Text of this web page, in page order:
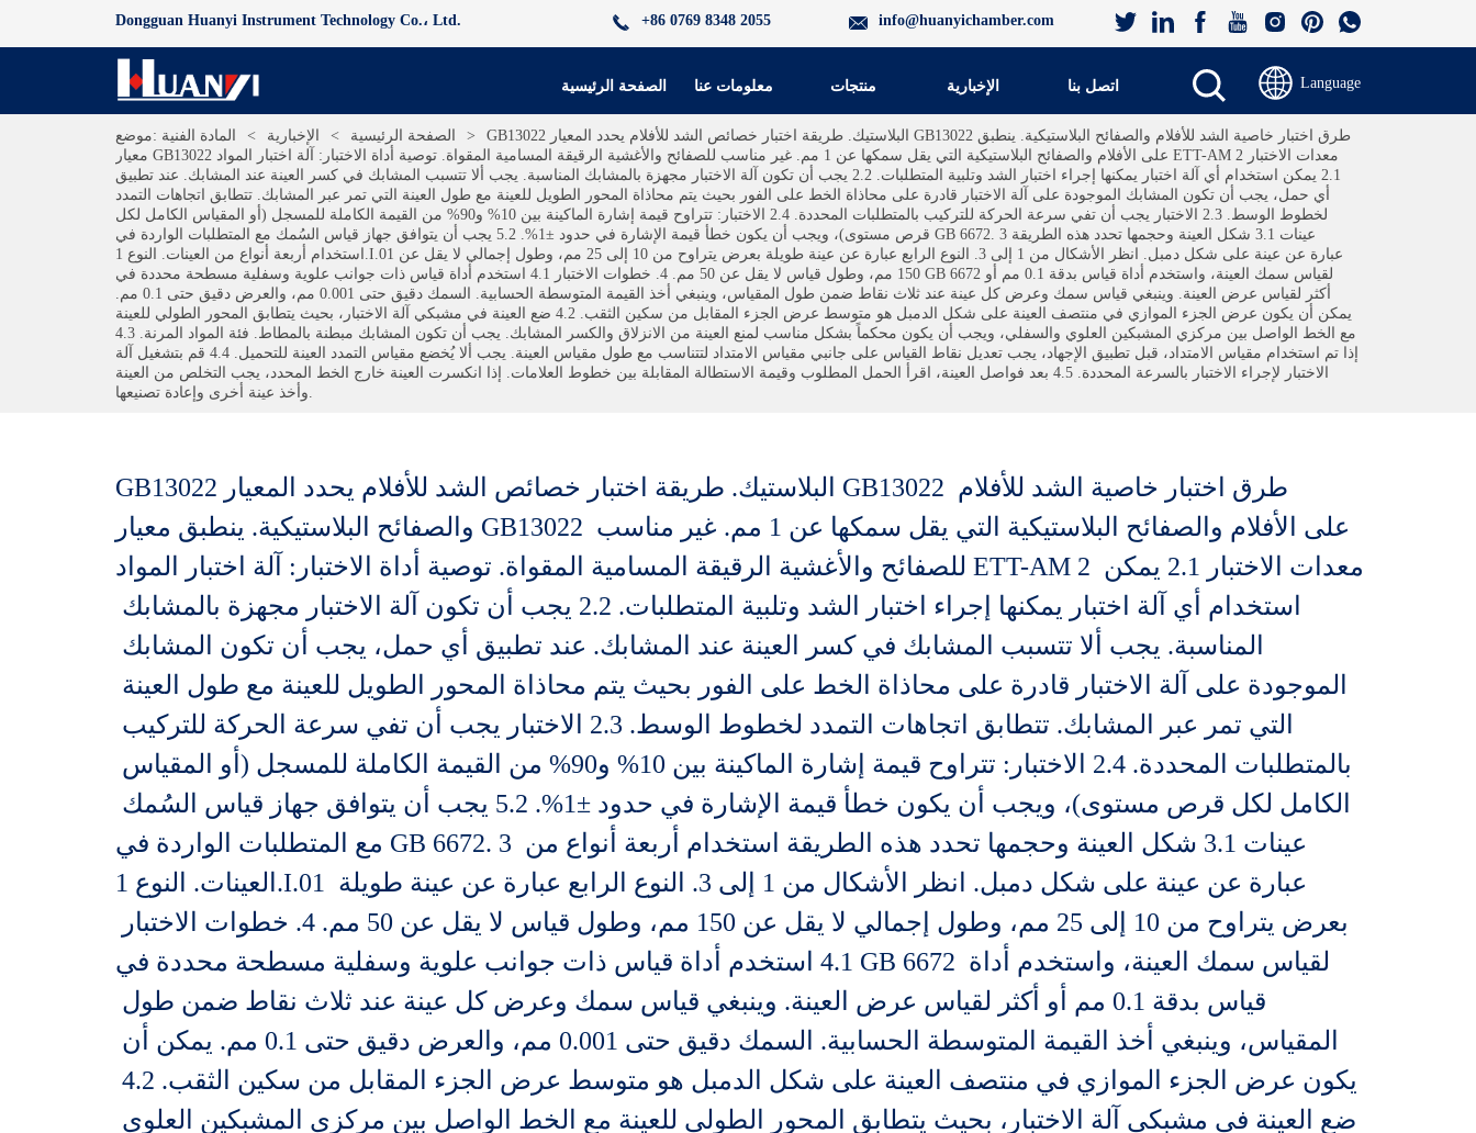
Dongguan Huanyi Instrument Technology Co.، Ltd. +86 0769 8348 2055 info@huanyichamber.com
الصفحة الرئيسية معلومات عنا منتجات الإخبارية اتصل بنا Language
موضع: الصفحة الرئيسية > الإخبارية > المادة الفنية >
GB13022 البلاستيك. طريقة اختبار خصائص الشد للأفلام يحدد المعيار GB13022 طرق اختبار خاصية الشد للأفلام والصفائح البلاستيكية. ينطبق
معيار GB13022 على الأفلام والصفائح البلاستيكية التي يقل سمكها عن 1 مم. غير مناسب للصفائح والأغشية الرقيقة المسامية المقواة. توصية أداة الاختبار: آلة اختبار المواد ETT-AM 2 معدات الاختبار
2.1 يمكن استخدام أي آلة اختبار يمكنها إجراء اختبار الشد وتلبية المتطلبات. 2.2 يجب أن تكون آلة الاختبار مجهزة بالمشابك المناسبة. يجب ألا تتسبب المشابك في كسر العينة عند المشابك. عند تطبيق
أي حمل، يجب أن تكون المشابك الموجودة على آلة الاختبار قادرة على محاذاة الخط على الفور بحيث يتم محاذاة المحور الطويل للعينة مع طول العينة التي تمر عبر المشابك. تتطابق اتجاهات التمدد
لخطوط الوسط. 2.3 الاختبار يجب أن تفي سرعة الحركة للتركيب بالمتطلبات المحددة. 2.4 الاختبار: تتراوح قيمة إشارة الماكينة بين 10% و90% من القيمة الكاملة للمسجل (أو المقياس الكامل لكل
قرص مستوى)، ويجب أن يكون خطأ قيمة الإشارة في حدود ±1%. 5.2 يجب أن يتوافق جهاز قياس السُمك مع المتطلبات الواردة في GB 6672. 3 عينات 3.1 شكل العينة وحجمها تحدد هذه الطريقة
استخدام أربعة أنواع من العينات. النوع 1.I.01 عبارة عن عينة على شكل دمبل. انظر الأشكال من 1 إلى 3. النوع الرابع عبارة عن عينة طويلة بعرض يتراوح من 10 إلى 25 مم، وطول إجمالي لا يقل عن
150 مم، وطول قياس لا يقل عن 50 مم. 4. خطوات الاختبار 4.1 استخدم أداة قياس ذات جوانب علوية وسفلية مسطحة محددة في GB 6672 لقياس سمك العينة، واستخدم أداة قياس بدقة 0.1 مم أو
أكثر لقياس عرض العينة. وينبغي قياس سمك وعرض كل عينة عند ثلاث نقاط ضمن طول المقياس، وينبغي أخذ القيمة المتوسطة الحسابية. السمك دقيق حتى 0.001 مم، والعرض دقيق حتى 0.1 مم.
يمكن أن يكون عرض الجزء الموازي في منتصف العينة على شكل الدمبل هو متوسط عرض الجزء المقابل من سكين الثقب. 4.2 ضع العينة في مشبكي آلة الاختبار، بحيث يتطابق المحور الطولي للعينة
مع الخط الواصل بين مركزي المشبكين العلوي والسفلي، ويجب أن يكون محكماً بشكل مناسب لمنع العينة من الانزلاق والكسر المشابك. يجب أن تكون المشابك مبطنة بالمطاط. فئة المواد المرنة. 4.3
إذا تم استخدام مقياس الامتداد، قبل تطبيق الإجهاد، يجب تعديل نقاط القياس على جانبي مقياس الامتداد لتتناسب مع طول مقياس العينة. يجب ألا يُخضع مقياس التمدد العينة للتحميل. 4.4 قم بتشغيل آلة
الاختبار لإجراء الاختبار بالسرعة المحددة. 4.5 بعد فواصل العينة، اقرأ الحمل المطلوب وقيمة الاستطالة المقابلة بين خطوط العلامات. إذا انكسرت العينة خارج الخط المحدد، يجب التخلص من العينة
GB13022 البلاستيك. طريقة اختبار خصائص الشد للأفلام يحدد المعيار GB13022 طرق اختبار خاصية الشد للأفلام
والصفائح البلاستيكية. ينطبق معيار GB13022 على الأفلام والصفائح البلاستيكية التي يقل سمكها عن 1 مم. غير مناسب
للصفائح والأغشية الرقيقة المسامية المقواة. توصية أداة الاختبار: آلة اختبار المواد ETT-AM 2 معدات الاختبار 2.1 يمكن
مع المتطلبات الواردة في GB 6672. 3 عينات 3.1 شكل العينة وحجمها تحدد هذه الطريقة استخدام أربعة أنواع من
العينات. النوع 1.I.01 عبارة عن عينة على شكل دمبل. انظر الأشكال من 1 إلى 3. النوع الرابع عبارة عن عينة طويلة
4.1 استخدم أداة قياس ذات جوانب علوية وسفلية مسطحة محددة في GB 6672 لقياس سمك العينة، واستخدم أداة
يكون عرض الجزء الموازي في منتصف العينة على شكل الدمبل هو متوسط عرض الجزء المقابل من سكين الثقب. 4.2